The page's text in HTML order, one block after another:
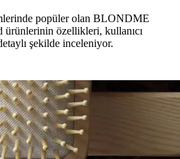
popüler olan BLONDME
ürünlerinin özellikleri, kullanıcı
şekilde inceleniyor.